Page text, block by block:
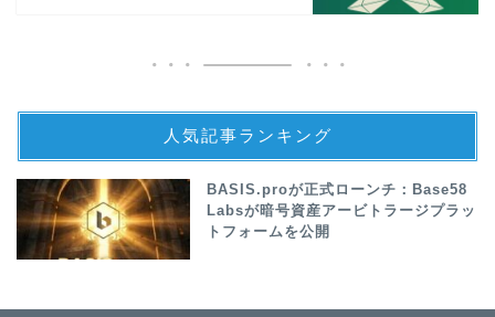
人気記事ランキング
BASIS.proが正式ローンチ：Base58
Labsが暗号資産アービトラージプラッ
トフォームを公開